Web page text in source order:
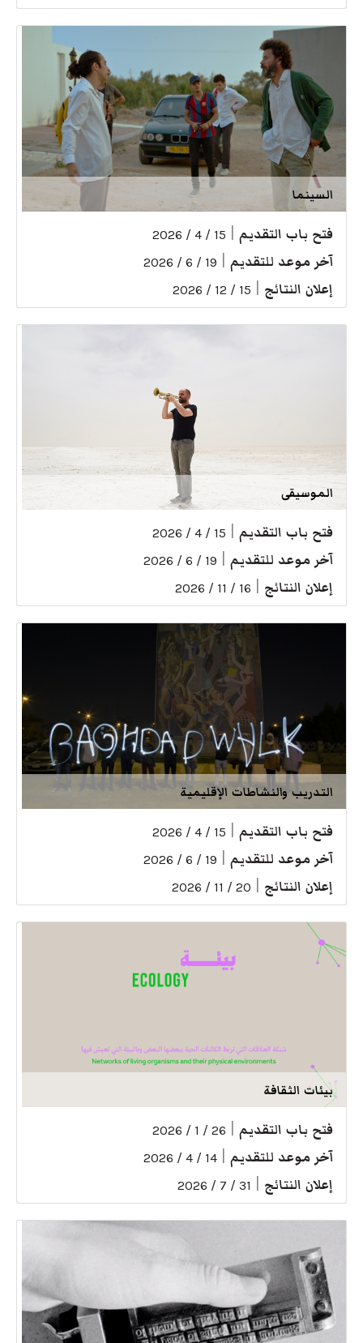
السينما
فتح باب التقديم 15 / 4 / 2026
آخر موعد للتقديم 19 / 6 / 2026
إعلان النتائج 15 / 12 / 2026
الموسيقى
فتح باب التقديم 15 / 4 / 2026
آخر موعد للتقديم 19 / 6 / 2026
إعلان النتائج 16 / 11 / 2026
التدريب والنشاطات الإقليمية
فتح باب التقديم 15 / 4 / 2026
آخر موعد للتقديم 19 / 6 / 2026
إعلان النتائج 20 / 11 / 2026
بيئات الثقافة
فتح باب التقديم 26 / 1 / 2026
آخر موعد للتقديم 14 / 4 / 2026
إعلان النتائج 31 / 7 / 2026